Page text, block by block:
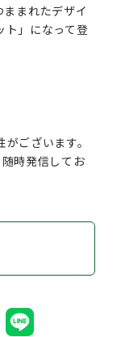
まれたデザイ
ト」になって登
ございます。
時発信してお